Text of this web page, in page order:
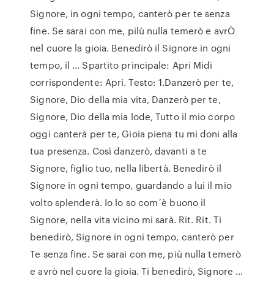
Signore, in ogni tempo, canterò per te senza
fine. Se sarai con me, pilù nulla temerò e avrÒ
nel cuore la gioia. Benedirò il Signore in ogni
tempo, il … Spartito principale: Apri Midi
corrispondente: Apri. Testo: 1.Danzerò per te,
Signore, Dio della mia vita, Danzerò per te,
Signore, Dio della mia lode, Tutto il mio corpo
oggi canterà per te, Gioia piena tu mi doni alla
tua presenza. Così danzerò, davanti a te
Signore, figlio tuo, nella libertà. Benedirò il
Signore in ogni tempo, guardando a lui il mio
volto splenderà. Io lo so com´è buono il
Signore, nella vita vicino mi sarà. Rit. Rit. Ti
benedirò, Signore in ogni tempo, canterò per
Te senza fine. Se sarai con me, più nulla temerò
e avrò nel cuore la gioia. Ti benedirò, Signore …